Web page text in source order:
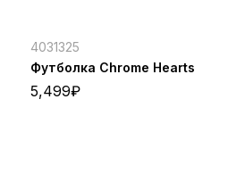
4031325
Футболка Chrome Hearts
5,499₽